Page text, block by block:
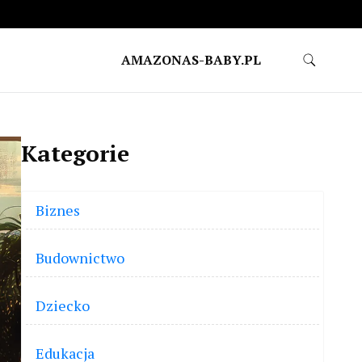
AMAZONAS-BABY.PL
Kategorie
Biznes
Budownictwo
Dziecko
Edukacja